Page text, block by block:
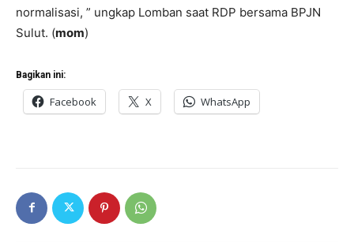
normalisasi, ” ungkap Lomban saat RDP bersama BPJN
Sulut. (mom)
Bagikan ini:
Facebook X WhatsApp